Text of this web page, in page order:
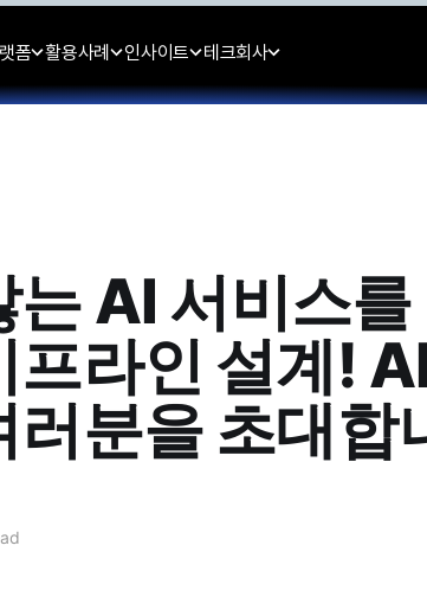
폼 활용사례 인사이트 테크회사
는 AI 서비스
프라인 설계!
러분을 초대합